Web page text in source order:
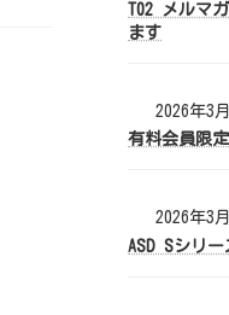
T02 メルマ
ます
2026年3
有料会員限
2026年3
ASD Sシリ